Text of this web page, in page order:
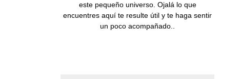
este pequeño universo. Ojalá lo que
encuentres aquí te resulte útil y te haga sentir
un poco acompañado..